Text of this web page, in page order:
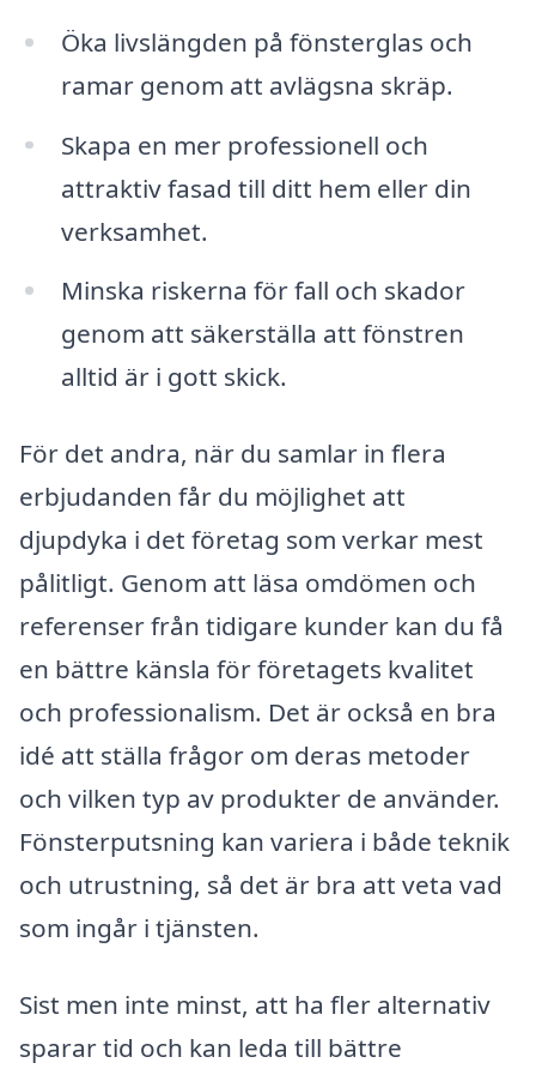
Öka livslängden på fönsterglas och
ramar genom att avlägsna skräp.
Skapa en mer professionell och
attraktiv fasad till ditt hem eller din
verksamhet.
Minska riskerna för fall och skador
genom att säkerställa att fönstren
alltid är i gott skick.
För det andra, när du samlar in flera
erbjudanden får du möjlighet att
djupdyka i det företag som verkar mest
pålitligt. Genom att läsa omdömen och
referenser från tidigare kunder kan du få
en bättre känsla för företagets kvalitet
och professionalism. Det är också en bra
idé att ställa frågor om deras metoder
och vilken typ av produkter de använder.
Fönsterputsning kan variera i både teknik
och utrustning, så det är bra att veta vad
som ingår i tjänsten.
Sist men inte minst, att ha fler alternativ
sparar tid och kan leda till bättre